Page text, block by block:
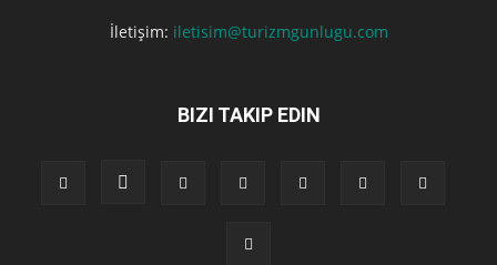
İletişim: iletisim@turizmgunlugu.com
BIZI TAKIP EDIN